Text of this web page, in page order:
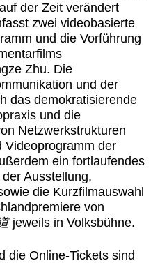
der Zeit verändert
zwei videobasierte
und die Vorführung
Zhu. Die
und der
das demokratisierende
und die
Netzwerkstrukturen
Videoprogramm der
ein fortlaufendes
Ausstellung,
die Kurzfilmauswahl
von
jeweils in Volksbühne.
die Online-Tickets sind